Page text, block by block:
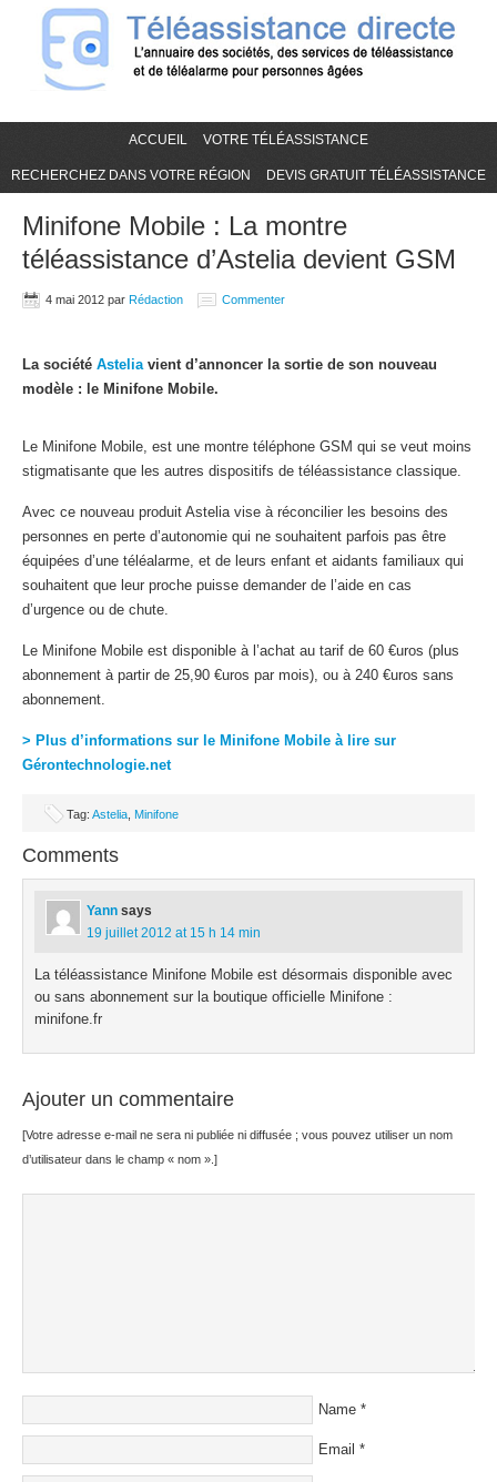
ACCUEIL VOTRE TÉLÉASSISTANCE
RECHERCHEZ DANS VOTRE RÉGION DEVIS GRATUIT TÉLÉASSISTANCE
Minifone Mobile : La montre
téléassistance d’Astelia devient GSM
4 mai 2012 par Rédaction Commenter
La société Asteliavient d’annoncer la sortie de son nouveau
modèle : le Minifone Mobile.
Le Minifone Mobile, est une montre téléphone GSM qui se veut moins
stigmatisante que les autres dispositifs de téléassistance classique.
Avec ce nouveau produit Astelia vise à réconcilier les besoins des
personnes en perte d’autonomie qui ne souhaitent parfois pas être
équipées d’une téléalarme, et de leurs enfant et aidants familiaux qui
souhaitent que leur proche puisse demander de l’aide en cas
d’urgence ou de chute.
Le Minifone Mobile est disponible à l’achat au tarif de 60 €uros (plus
abonnement à partir de 25,90 €uros par mois), ou à 240 €uros sans
abonnement.
> Plus d’informations sur le Minifone Mobile à lire sur
Gérontechnologie.net
Tag: Astelia Minifone
Comments
Yann says
19 juillet 2012 at 15 h 14 min
La téléassistance Minifone Mobile est désormais disponible avec
ou sans abonnement sur la boutique officielle Minifone :
minifone.fr
Ajouter un commentaire
[Votre adresse e-mail ne sera ni publiée ni diffusée ; vous pouvez utiliser un nom
d’utilisateur dans le champ « nom ».]
Name *
Email *